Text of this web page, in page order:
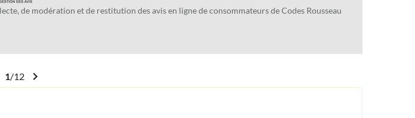
de modération et de restitution des avis en ligne de consommateurs de Codes Rousseau
1/12